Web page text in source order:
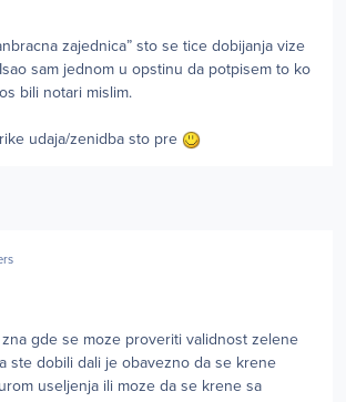
zajednica” sto se tice dobijanja vize
sam jednom u opstinu da potpisem to ko
bili notari mislim.
udaja/zenidba sto pre
zna gde se moze proveriti validnost zelene
ste dobili dali je obavezno da se krene
useljenja ili moze da se krene sa